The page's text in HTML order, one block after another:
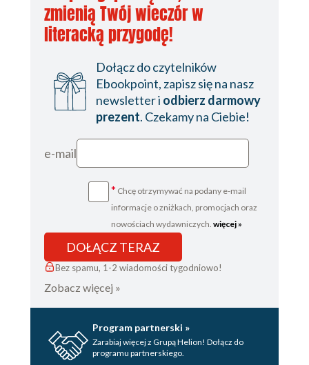
Fortepian i pianino (36)
Klawesyn (39)
Instrumenty elektryczne (43)
Szczegóły brzmienia elektrycznego (43)
Syntezatory (43)
Rozdział 3: Poszukiwanie odpowiedniego instrumentu
(47)
Buczeć czy nie buczeć: instrument elektryczny czy
akustyczny (a może oba?) (48)
Zakup instrumentu akustycznego (49)
Zakup instrumentu cyfrowego (50)
Zakup instrumentu hybrydowego (51)
Lokalizacja ma znaczenie (52)
Nie daj się pozbawić pedałów (53)
Poszukiwanie dobrej oferty (i unikanie
zmienią Twój wieczór w
literacką przygodę!
Dołącz do czytelników
Ebookpoint, zapisz się na nasz
newsletter i odbierz darmowy
prezent. Czekamy na Ciebie!
e-mail
* Chcę otrzymywać na podany e-mail
informacje o zniżkach, promocjach oraz
nowościach wydawniczych. więcej »
DOŁĄCZ TERAZ
Bez spamu, 1-2 wiadomości tygodniowo!
Zobacz więcej »
Program partnerski »
Zarabiaj więcej z Grupą Helion! Dołącz do
programu partnerskiego.